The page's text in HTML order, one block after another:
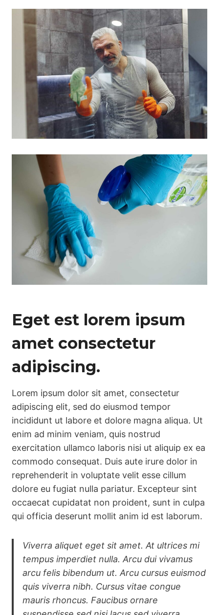
Eget est lorem ipsum
amet consectetur
adipiscing.
Lorem ipsum dolor sit amet, consectetur
adipiscing elit, sed do eiusmod tempor
incididunt ut labore et dolore magna aliqua. Ut
enim ad minim veniam, quis nostrud
exercitation ullamco laboris nisi ut aliquip ex ea
commodo consequat. Duis aute irure dolor in
reprehenderit in voluptate velit esse cillum
dolore eu fugiat nulla pariatur. Excepteur sint
occaecat cupidatat non proident, sunt in culpa
qui officia deserunt mollit anim id est laborum.
Viverra aliquet eget sit amet. At ultrices mi
tempus imperdiet nulla. Arcu dui vivamus
arcu felis bibendum ut. Arcu cursus euismod
quis viverra nibh. Cursus vitae congue
mauris rhoncus. Faucibus ornare